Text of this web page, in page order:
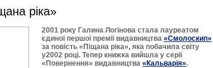
ріка»
2001 року Галина Логінова стала лауреатом
єдиної першої премії видавництва«Смолоскип»
за повість «Піщана ріка», яка побачила світу
у2002 році. Тепер книжка вийшла у серії
«Повернення» видавництва«Кальварія».